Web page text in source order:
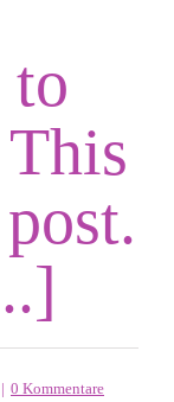
to
| 0 Kommentare